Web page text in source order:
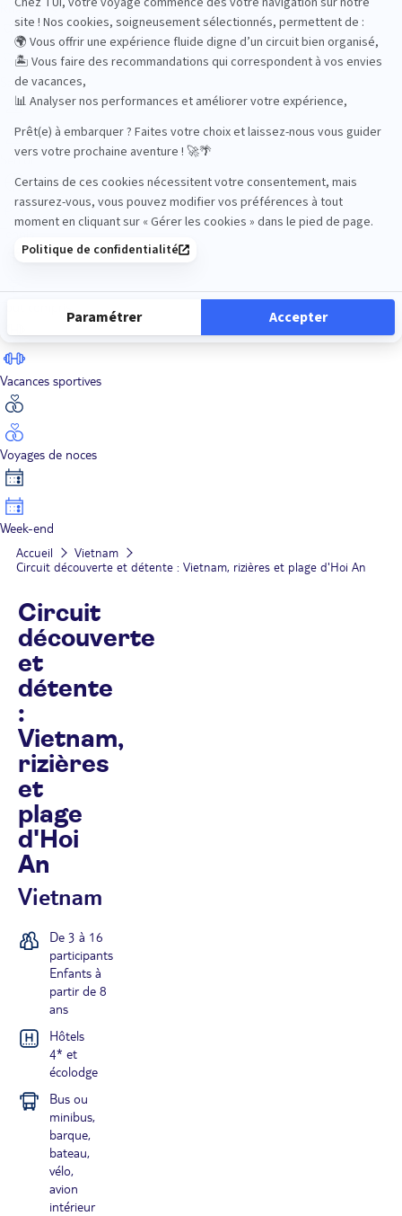
Road Trips
Safari
Sénior
Vacances sportives
Voyages de noces
Week-end
Accueil
Vietnam
Circuit découverte et détente : Vietnam, rizières et plage d'Hoi An
Circuit
découverte
et
détente
:
Vietnam,
rizières
et
plage
d'Hoi
An
Vietnam
De 3 à 16
participants
Enfants à
partir de 8
ans
Hôtels
4* et
écolodge
Bus ou
minibus,
barque,
bateau,
vélo,
avion
intérieur